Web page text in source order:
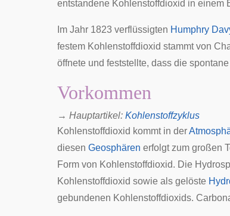
entstandene Kohlenstoffdioxid in einem
Im Jahr 1823 verflüssigten Humphry
festem Kohlenstoffdioxid stammt von
öffnete und feststellte, dass die
Vorkommen
→ Hauptartikel: Kohlenstoffzyklus
Kohlenstoffdioxid kommt in der
diesen Geosphären erfolgt zum großen
Form von Kohlenstoffdioxid. Die
Kohlenstoffdioxid sowie als gelöste
gebundenen Kohlenstoffdioxids.